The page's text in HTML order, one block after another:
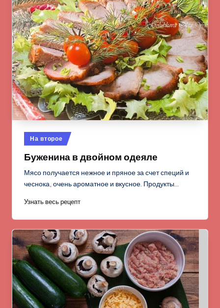
Опубликовано
в
На второе
Буженина в двойном одеяле
Мясо получается нежное и пряное за счет специй и
чеснока, очень ароматное и вкусное. Продукты…
Узнать весь рецепт